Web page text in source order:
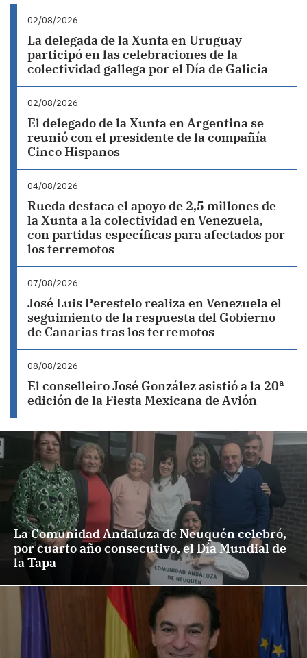
02/08/2026
La delegada de la Xunta en Uruguay
participó en las celebraciones de la
colectividad gallega por el Día de Galicia
02/08/2026
El delegado de la Xunta en Argentina se
reunió con el presidente de la compañía
Cinco Hispanos
04/08/2026
Rueda destaca el apoyo de 2,5 millones de
la Xunta a la colectividad en Venezuela,
con partidas específicas para afectados por
los terremotos
07/08/2026
José Luis Perestelo realiza en Venezuela el
seguimiento de la respuesta del Gobierno
de Canarias tras los terremotos
08/08/2026
El conselleiro José González asistió a la 20ª
edición de la Fiesta Mexicana de Avión
La Comunidad Andaluza de Neuquén celebró,
por cuarto año consecutivo, el Día Mundial de
la Tapa